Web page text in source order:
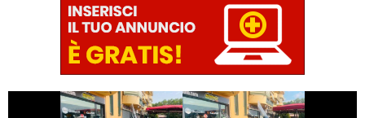
€ 2.590 € € 3.290 €